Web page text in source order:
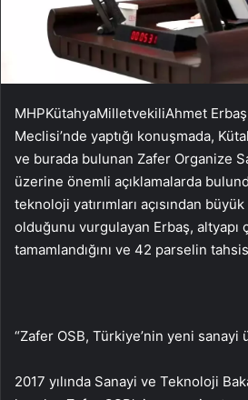
MHPKütahyaMilletvekiliAhmet
Meclisi’nde yaptığı konuşmada,
ve burada bulunan Zafer Organize
üzerine önemli açıklamalarda
teknoloji yatırımları açısından
olduğunu vurgulayan Erbaş, altyapı
tamamlandığını ve 42 parselin
“Zafer OSB, Türkiye’nin yeni sanayi
2017 yılında Sanayi ve Teknoloji